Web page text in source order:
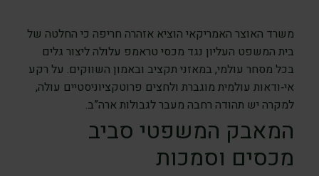
משרד האוצר האמריקאי הוציא אזהרה חריפה כי החלטה של
בית המשפט העליון נגד מכסי טראמפ עלולה ליצור גלים
בכל מסחר עולמי, במאזני תקציב ובאמון השווקים. על רקע
אי‑ודאות עולמית מוגברת ולחצים פרוטקציוניסטיים עולה,
למקרה יש תהודה רחבה מעבר לגבולות ארה”ב.
המאבק המשפטי סביב
מכסים וסמכות